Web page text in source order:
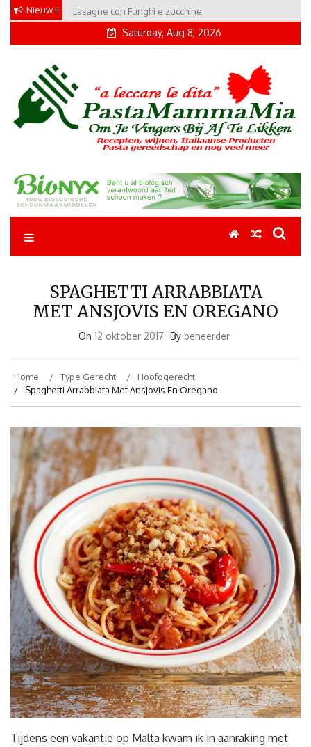
Skip
content
Nieuw !! Lasagne con Funghi e zucchine
Saturday, Aug 8, 2026
Pastamammamia
Pastarecepten om je vingers bij af te likken
SPAGHETTI ARRABBIATA
MET ANSJOVIS EN OREGANO
On 12 oktober 2017 By beheerder
Home Type Gerecht
Hoofdgerecht
Spaghetti Arrabbiata Met Ansjovis En Oregano
Tijdens een vakantie op Malta kwam ik in aanraking met